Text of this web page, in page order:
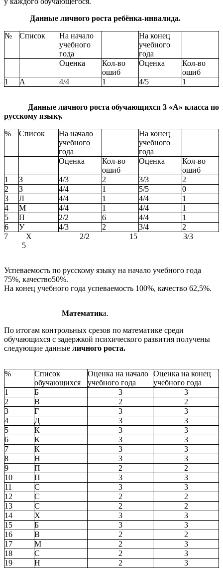
Данные личного роста ребёнка-инвалида.
№ Список
На начало
учебного
года
На конец
учебного
года
Оценка
Кол-во
ошиб
Оценка
Кол-во
ошиб
1
А 4/4 1 4/5 1
Данные личного роста обучающихся 3 «А» класса по
русскому языку.
% Список
На начало
учебного
года
На конец
учебного
года
Оценка
Кол-во
ошиб
Оценка
Кол-во
ошиб
1
З 4/3 2 3/3
2
2
З 4/4 1 5/5
0
3
Л 4/4 1 4/4
1
4
М 4/4 1 4/4
1
5
П 2/2 6 4/4
1
6
У 4/3 2 3/4
2
7 Х 2/2 15 3/3
5
Успеваемость по русскому языку на начало учебного года
75%, качество50%.
На конец учебного года успеваемость 100%, качество 62,5%.
Математика.
По итогам контрольных срезов по математике среди
обучающихся с задержкой психического развития получены
следующие данные личного роста.
%
Список
обучающихся
Оценка на начало
учебного года
Оценка на конец
учебного года
1
Б 3
3
2
В 2
2
3
Г 3
3
4
Д 3
3
5
К 3
3
6
К 3
3
7
К 3
3
8
Н 3
3
9
П 2
2
10
П 3
3
11
С 3
3
12
С 2
2
13
С 2
2
14
Х 3
3
15
Б 3
3
16
В 2
2
17
М 2
3
18
С 2
3
19
Н 2 3